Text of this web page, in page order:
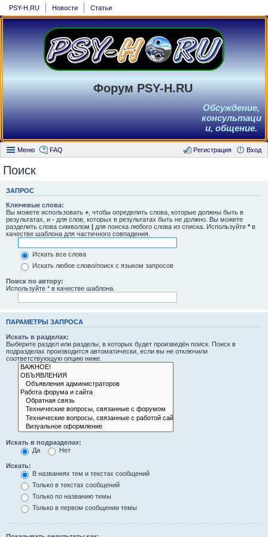
PSY-H.RU Новости Статьи
Форум PSY-H.RU
Обсуждение,
консультаци
и, общение.
Меню FAQ Вход
Регистрация
Поиск
ЗАПРОС
Ключевые слова:
Вы можете использовать + , чтобы определить слова, которые должны быть в
результатах, и - для слов, которых в результатах быть не должно. Вы можете
разделить слова символом | для поиска любого слова из списка. Используйте * в
качестве шаблона для частичного совпадения.
Искать все слова
Искать любое слово/поиск с языком запросов
Поиск по автору:
Используйте * в качестве шаблона.
ПАРАМЕТРЫ ЗАПРОСА
Искать в разделах:
Выберите раздел или разделы, в которых будет произведён поиск. Поиск в
подразделах производится автоматически, если вы не отключили
соответствующую опцию ниже.
Искать в подразделах:
Да
Нет
Искать:
В названиях тем и текстах сообщений
Только в текстах сообщений
Только по названию темы
Только в первом сообщении темы